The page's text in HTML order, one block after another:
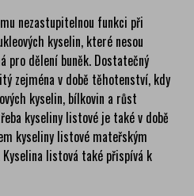
nezastupitelnou funkci při
kyselin, které nesou
pro dělení buněk. Dostatečný
zejména v době těhotenství, kdy
kyselin, bílkovin a růst
kyseliny listové je také v době
kyseliny listové mateřským
listová také přispívá k